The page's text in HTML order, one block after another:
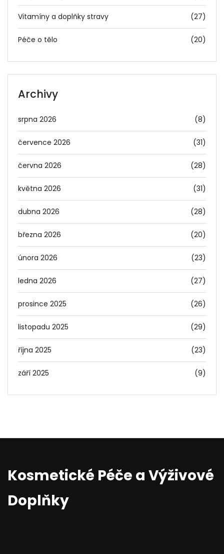
Vitamíny a doplňky stravy (27)
Péče o tělo (20)
Archivy
srpna 2026 (8)
července 2026 (31)
června 2026 (28)
května 2026 (31)
dubna 2026 (28)
března 2026 (20)
února 2026 (23)
ledna 2026 (27)
prosince 2025 (26)
listopadu 2025 (29)
října 2025 (23)
září 2025 (9)
Kosmetické Péče a Výživové
Doplňky